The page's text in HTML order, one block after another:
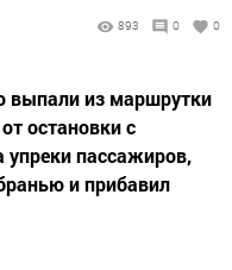
893 0 0
выпали из маршрутки
остановки с
пассажиров,
и прибавил